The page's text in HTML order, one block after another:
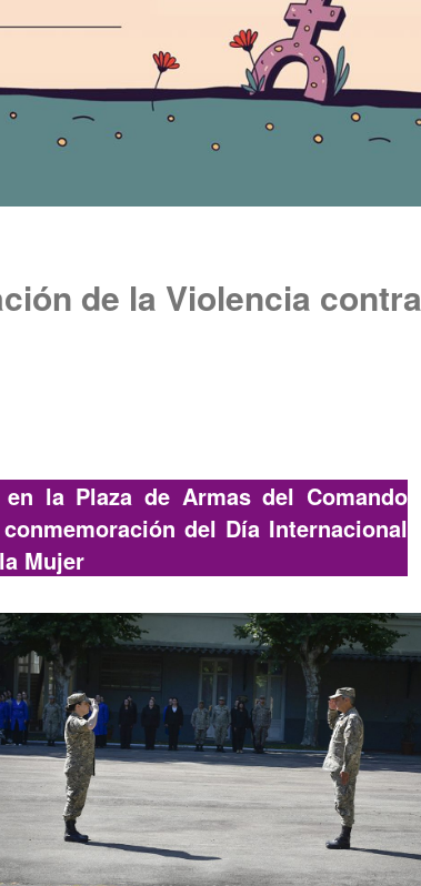
de la Violencia contra
la Plaza de Armas del Comando
del Día Internacional
Mujer